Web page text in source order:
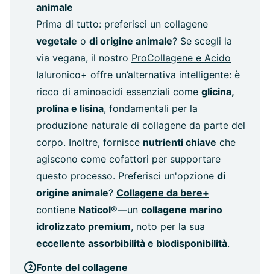
animale
Prima di tutto: preferisci un collagene
vegetale o di origine animale? Se scegli la
via vegana, il nostro ProCollagene e Acido
Ialuronico+ offre un’alternativa intelligente: è
ricco di aminoacidi essenziali come glicina,
prolina e lisina, fondamentali per la
produzione naturale di collagene da parte del
corpo. Inoltre, fornisce nutrienti chiave che
agiscono come cofattori per supportare
questo processo. Preferisci un'opzione di
origine animale? Collagene da bere+
contiene Naticol®—un collagene marino
idrolizzato premium, noto per la sua
eccellente assorbibilità e biodisponibilità.
Fonte del collagene